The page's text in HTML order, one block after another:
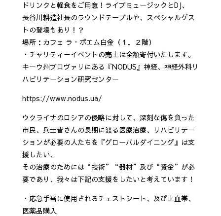
ドリンクと軽食をご用意！ライブミュージックとDJ、
長谷川耕造社長のラウンドテーブルや、スペシャルゲス
トの登場もあり！？
場所：カフェ ラ・ボエム白金（１．２階）
・チャリティーイベントの売上は全額寄付いたします。
キーウ州ブロヴァリにある『NODUS』神経、神経外科リ
ハビリテーション研究センター
https://www.nodus.ua/
ウクライナのロシアの侵略に対して、深刻な傷を負った
市民、兵士皆さんの長期に渡る医療治療、リハビリテー
ションが必要の人たちを『グローバルダイニング』は支
援したい、
その治療のためには“技術”“器材”及び“資金”が必
要であり、我々は下記の支援をしたいと考えています！
・応急手当に使用されるチェストシート、及び止血帯、
医薬品購入